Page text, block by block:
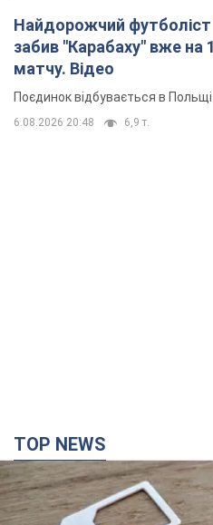
Найдорожчий
забив "Карабаху" вже на
матчу. Відео
Поєдинок відбувається в Польщі
6.08.2026 20:48 6,9 т.
TOP NEWS